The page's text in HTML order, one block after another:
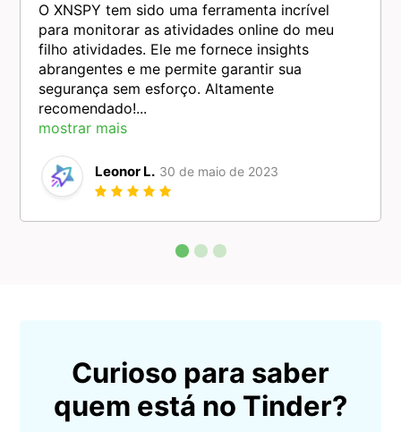
O XNSPY tem sido uma ferramenta incrível
para monitorar as atividades online do meu
filho atividades. Ele me fornece insights
abrangentes e me permite garantir sua
segurança sem esforço. Altamente
recomendado!...
mostrar mais
Leonor L. 30 de maio de 2023
Curioso para saber
quem está no Tinder?